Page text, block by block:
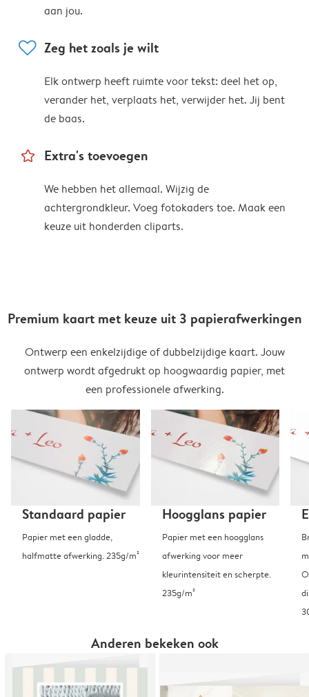
aan jou.
heart Zeg het zoals je wilt
Elk ontwerp heeft ruimte voor tekst: deel het op,
verander het, verplaats het, verwijder het. Jij bent
de baas.
star_outline Extra's toevoegen
We hebben het allemaal. Wijzig de
achtergrondkleur. Voeg fotokaders toe. Maak een
keuze uit honderden cliparts.
Premium kaart met keuze uit 3 papierafwerkingen
Ontwerp een enkelzijdige of dubbelzijdige kaart. Jouw
ontwerp wordt afgedrukt op hoogwaardig papier, met
een professionele afwerking.
Standaard papier
Papier met een gladde,
halfmatte afwerking. 235g/m²
Hoogglans papier
Papier met een hoogglans
afwerking voor meer
kleurintensiteit en scherpte.
235g/m²
Anderen bekeken ook